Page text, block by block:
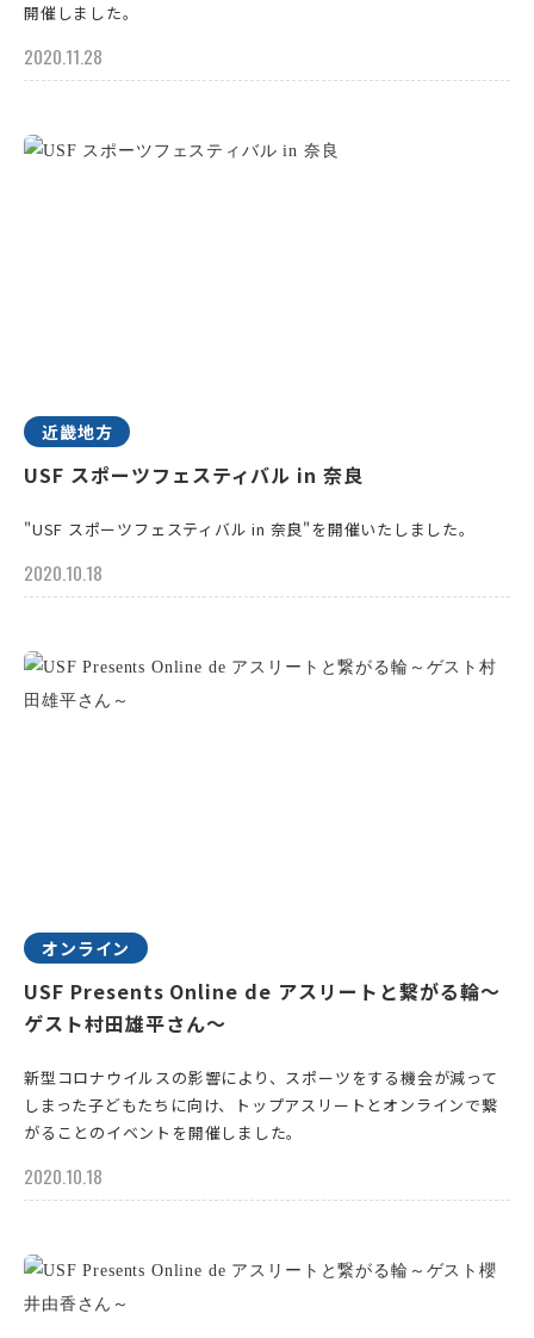
開催しました。
2020.11.28
近畿地方
USF スポーツフェスティバル in 奈良
"USF スポーツフェスティバル in 奈良"を開催いたしました。
2020.10.18
オンライン
USF Presents Online de アスリートと繋がる輪～
ゲスト村田雄平さん～
新型コロナウイルスの影響により、スポーツをする機会が減って
しまった子どもたちに向け、トップアスリートとオンラインで繋
がることのイベントを開催しました。
2020.10.18